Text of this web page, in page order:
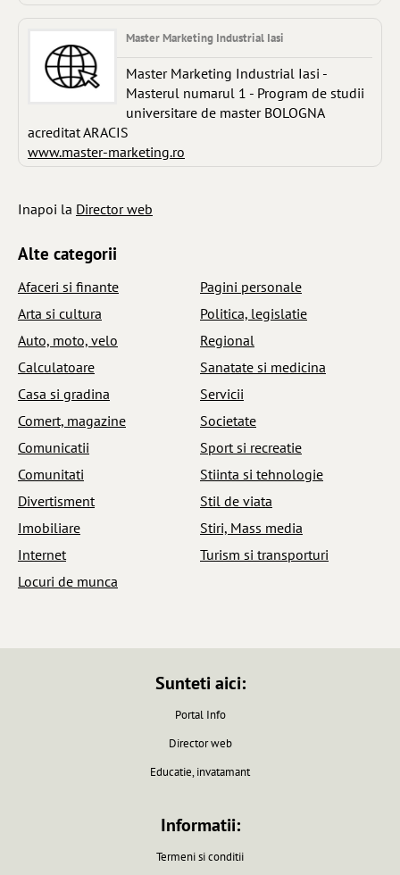
Master Marketing Industrial Iasi
Master Marketing Industrial Iasi -
Masterul numarul 1 - Program de studii
universitare de master BOLOGNA
acreditat ARACIS
www.master-marketing.ro
Inapoi la Director web
Alte categorii
Afaceri si finante
Arta si cultura
Auto, moto, velo
Calculatoare
Casa si gradina
Comert, magazine
Comunicatii
Comunitati
Divertisment
Imobiliare
Internet
Locuri de munca
Pagini personale
Politica, legislatie
Regional
Sanatate si medicina
Servicii
Societate
Sport si recreatie
Stiinta si tehnologie
Stil de viata
Stiri, Mass media
Turism si transporturi
Sunteti aici:
Portal Info
Director web
Educatie, invatamant
Informatii:
Termeni si conditii